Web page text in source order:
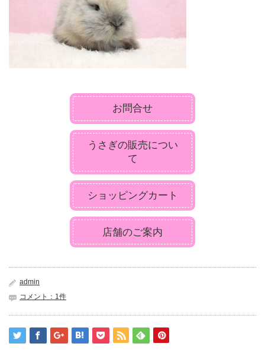
お問合せ
うさぎの販売につい
て
ショッピングカート
店舗のご案内
admin
コメント：1件